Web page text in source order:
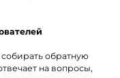
обратную
на вопросы,